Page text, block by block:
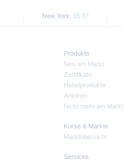
New York: 05:57
Produkte
Neu am Markt
Zertifikate
Hebelprodukte
Anleihen
Nicht mehr am Markt
Kurse & Märkte
Marktübersicht
Services